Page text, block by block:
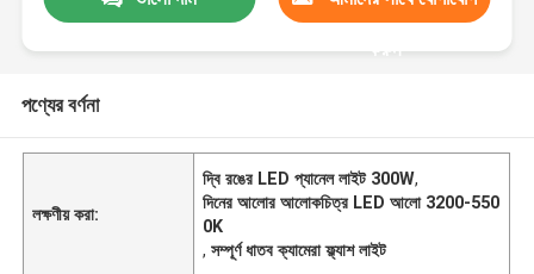
করুন
পণ্যের বর্ণনা
লক্ষণীয় করা:
দ্বি রঙের LED প্যানেল লাইট 300W,
দিনের আলোর আলোকচিত্র LED আলো 3200-550
0K
,সম্পূর্ণ ধাতব ক্যামেরা ফ্ল্যাশ লাইট